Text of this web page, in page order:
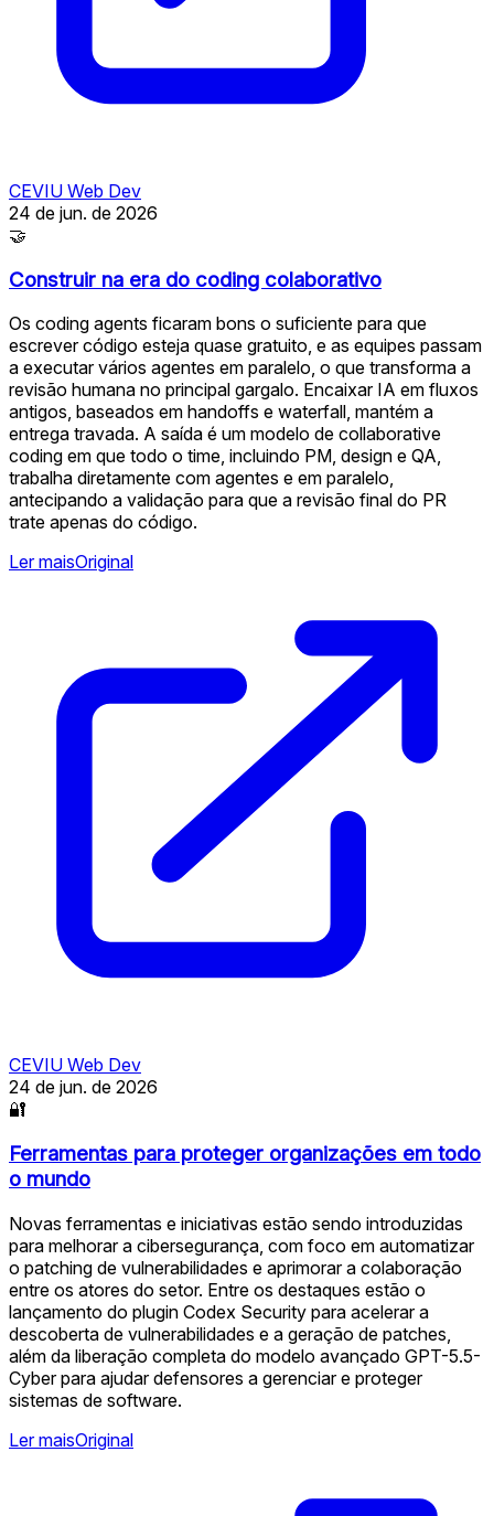
CEVIU Web Dev
24 de jun. de 2026
🤝
Construir na era do coding colaborativo
Os coding agents ficaram bons o suficiente para que
escrever código esteja quase gratuito, e as equipes passam
a executar vários agentes em paralelo, o que transforma a
revisão humana no principal gargalo. Encaixar IA em fluxos
antigos, baseados em handoffs e waterfall, mantém a
entrega travada. A saída é um modelo de collaborative
coding em que todo o time, incluindo PM, design e QA,
trabalha diretamente com agentes e em paralelo,
antecipando a validação para que a revisão final do PR
trate apenas do código.
Ler maisOriginal
CEVIU Web Dev
24 de jun. de 2026
🔐
Ferramentas para proteger organizações em todo
o mundo
Novas ferramentas e iniciativas estão sendo introduzidas
para melhorar a cibersegurança, com foco em automatizar
o patching de vulnerabilidades e aprimorar a colaboração
entre os atores do setor. Entre os destaques estão o
lançamento do plugin Codex Security para acelerar a
descoberta de vulnerabilidades e a geração de patches,
além da liberação completa do modelo avançado GPT-5.5-
Cyber para ajudar defensores a gerenciar e proteger
sistemas de software.
Ler maisOriginal